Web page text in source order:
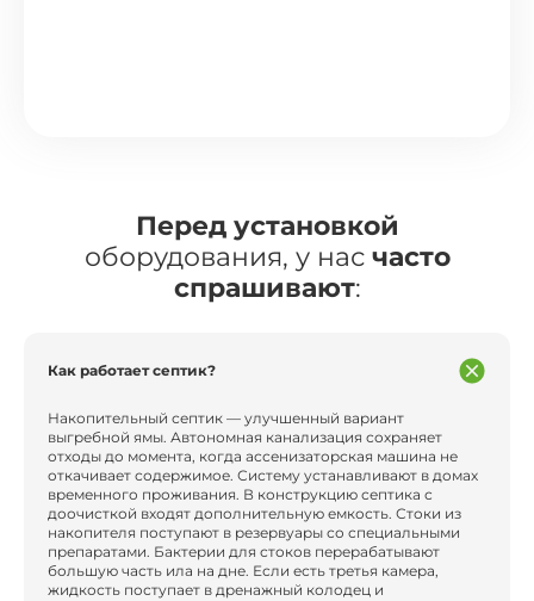
Перед установкой
оборудования, у нас часто
спрашивают:
Как работает септик?
Накопительный септик — улучшенный вариант
выгребной ямы. Автономная канализация сохраняет
отходы до момента, когда ассенизаторская машина не
откачивает содержимое. Систему устанавливают в домах
временного проживания. В конструкцию септика с
доочисткой входят дополнительную емкость. Стоки из
накопителя поступают в резервуары со специальными
препаратами. Бактерии для стоков перерабатывают
большую часть ила на дне. Если есть третья камера,
жидкость поступает в дренажный колодец и